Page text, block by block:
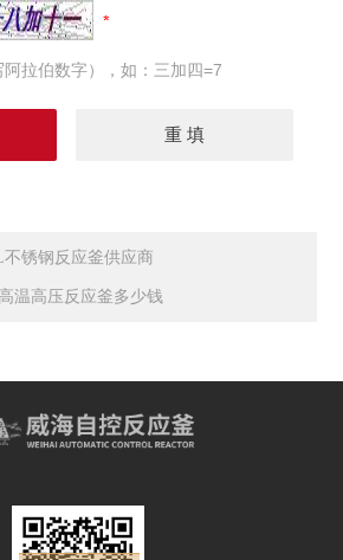
拉伯数字），如：三加四=7
不锈钢反应釜供应商
温高压反应釜多少钱